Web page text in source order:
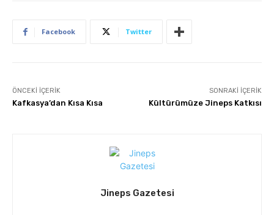
Facebook Twitter
ÖNCEKI İÇERIK
Kafkasya’dan Kısa Kısa
SONRAKI İÇERIK
Kültürümüze Jineps Katkısı
Jineps Gazetesi